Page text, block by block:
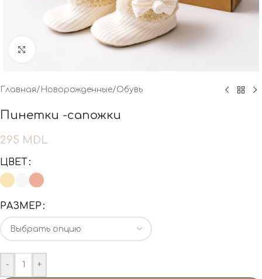
Нажмите, чтобы увеличить
Главная/ Новорожденные/Обувь
Пинетки -сапожки
295 MDL
ЦВЕТ
РАЗМЕР
- +